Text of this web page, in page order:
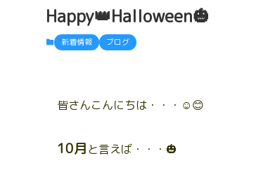
Happy👑Halloween🎃
新着情報 ブログ
皆さんこんにちは・・・☺️😊
10月と言えば・・・🎃